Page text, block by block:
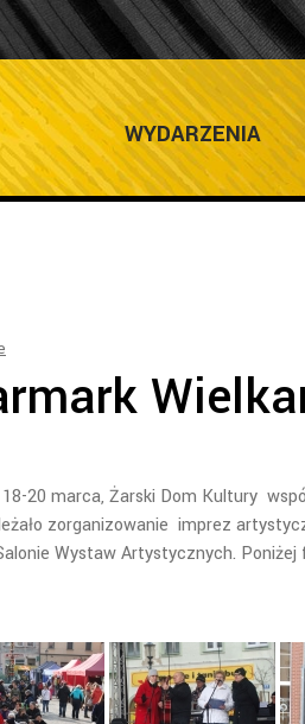
WYDARZENIA
20 marca, Żarski Dom Kultury
zorganizowanie imprez
Wystaw Artystycznych.